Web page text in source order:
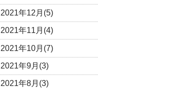
2021年12月(5)
2021年11月(4)
2021年10月(7)
2021年9月(3)
2021年8月(3)